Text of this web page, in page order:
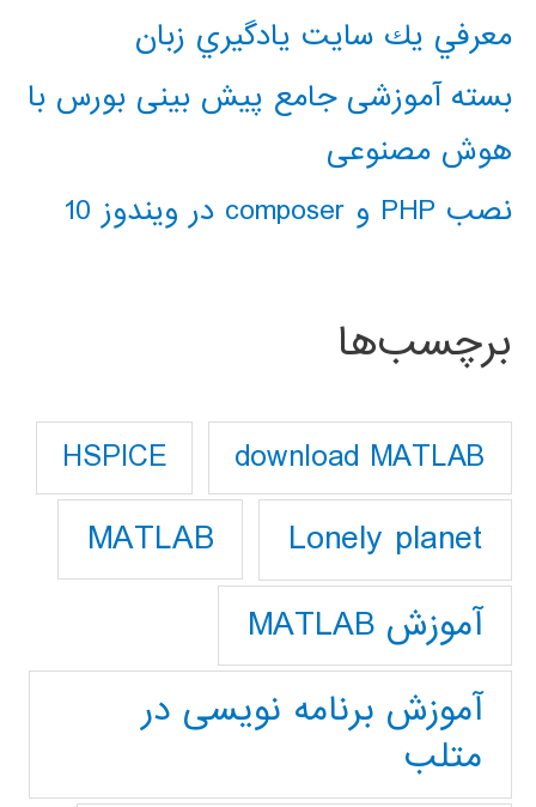
معرفي يك سايت يادگيري زبان
بسته آموزشی جامع پیش بینی بورس با
هوش مصنوعی
نصب PHP و composer در ویندوز 10
برچسب‌ها
download MATLAB
HSPICE
Lonely planet
MATLAB
آموزش MATLAB
آموزش برنامه نویسی در
متلب